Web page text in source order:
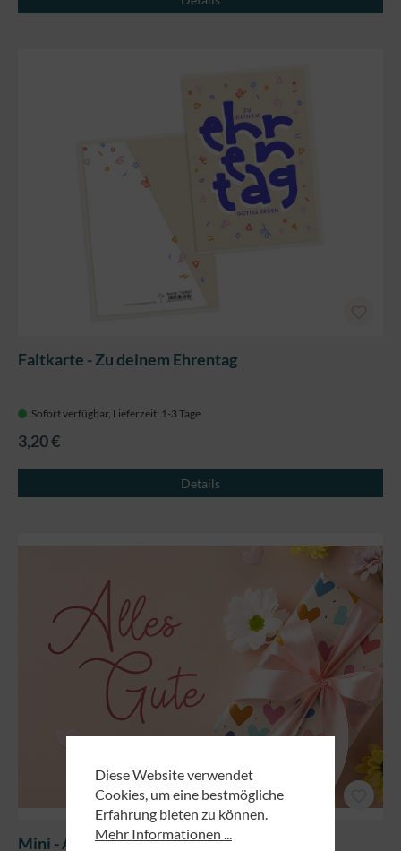
Faltkarte - Zu deinem Ehrentag
Sofort verfügbar, Lieferzeit: 1-3 Tage
3,20 €
Details
Mini - Alles Gute (Geschenk)
Diese Website verwendet
Cookies, um eine bestmögliche
Erfahrung bieten zu können.
Mehr Informationen ...